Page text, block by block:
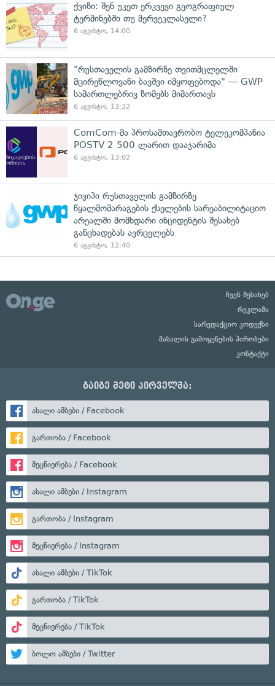
ქვიზი: შენ უკეთ ერკვევი გეოგრაფიულ
ტერმინებში თუ მერვეკლასელი?
6 აგვისტო, 14:00
"რუსთაველის გამზირზე თვითმცლელში
მცირეწლოვანი ბავშვი იმყოფებოდა" — GWP
სამართლებრივ ზომებს მიმართავს
6 აგვისტო, 13:32
ComCom-მა პროსამთავრობო ტელეკომპანია
POSTV 2 500 ლარით დააჯარიმა
6 აგვისტო, 13:02
ჯივიპი რუსთაველის გამზირზე
წყალმომარაგების ქსელების სარეაბილიტაციო
არეალში მომხდარი ინციდენტის შესახებ
განცხადებას ავრცელებს
6 აგვისტო, 12:40
ჩვენ შესახებ
რეკლამა
სარედაქციო კოდექსი
მასალის გამოყენების პირობები
კონტაქტი
გაიგე მეტი პირველმა:
ახალი ამბები / Facebook
გართობა / Facebook
მეცნიერება / Facebook
ახალი ამბები / Instagram
გართობა / Instagram
მეცნიერება / Instagram
ახალი ამბები / TikTok
გართობა / TikTok
მეცნიერება / TikTok
ბოლო ამბები / Twitter